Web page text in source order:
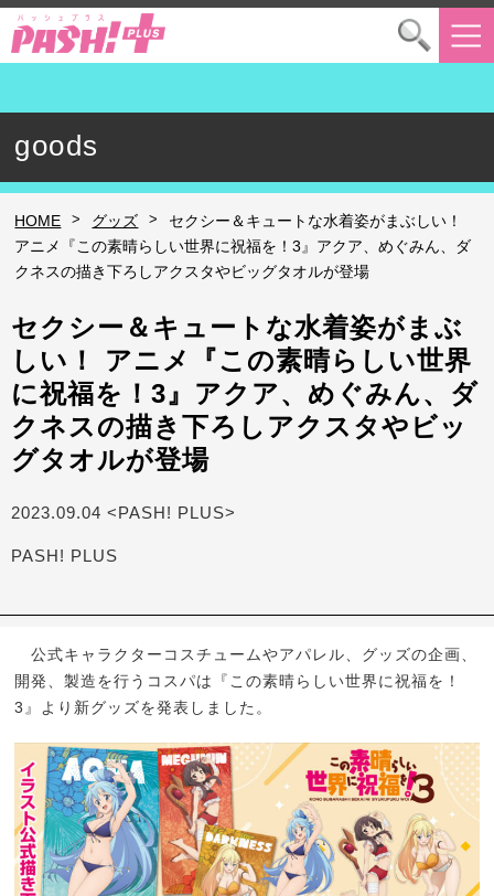
goods
HOME > グッズ >
セクシー＆キュートな水着姿がまぶしい！
アニメ『この素晴らしい世界に祝福を！3』アクア、めぐみん、ダ
クネスの描き下ろしアクスタやビッグタオルが登場
セクシー＆キュートな水着姿がまぶ
しい！ アニメ『この素晴らしい世界
に祝福を！3』アクア、めぐみん、ダ
クネスの描き下ろしアクスタやビッ
グタオルが登場
2023.09.04 <PASH! PLUS>
PASH! PLUS
公式キャラクターコスチュームやアパレル、グッズの企画、
開発、製造を行うコスパは『この素晴らしい世界に祝福を！
3』より新グッズを発表しました。